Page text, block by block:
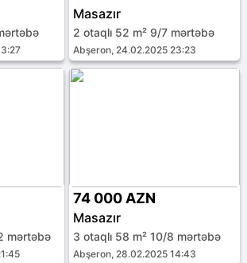
Masazır
2 otaqlı 52 m² 9/7 mərtəbə
Abşeron, 24.02.2025 23:23
mərtəbə
74 000 AZN
Masazır
3 otaqlı 58 m² 10/8 mərtəbə
Abşeron, 28.02.2025 14:43